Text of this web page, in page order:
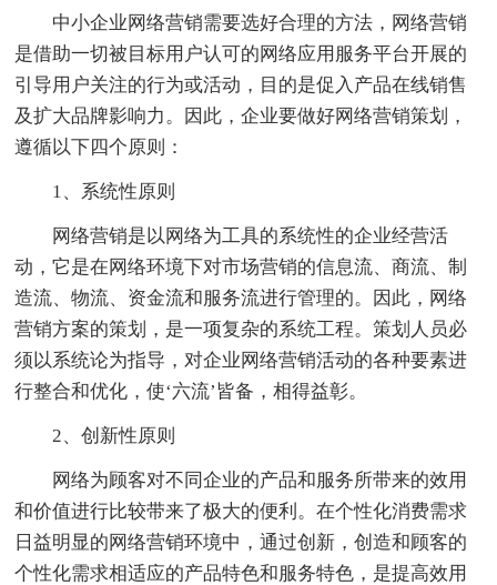
中小企业网络营销需要选好合理的方法，网络营销
是借助一切被目标用户认可的网络应用服务平台开展的
引导用户关注的行为或活动，目的是促入产品在线销售
及扩大品牌影响力。因此，企业要做好网络营销策划，
遵循以下四个原则：
1、系统性原则
网络营销是以网络为工具的系统性的企业经营活
动，它是在网络环境下对市场营销的信息流、商流、制
造流、物流、资金流和服务流进行管理的。因此，网络
营销方案的策划，是一项复杂的系统工程。策划人员必
须以系统论为指导，对企业网络营销活动的各种要素进
行整合和优化，使‘六流’皆备，相得益彰。
2、创新性原则
网络为顾客对不同企业的产品和服务所带来的效用
和价值进行比较带来了极大的便利。在个性化消费需求
日益明显的网络营销环境中，通过创新，创造和顾客的
个性化需求相适应的产品特色和服务特色，是提高效用